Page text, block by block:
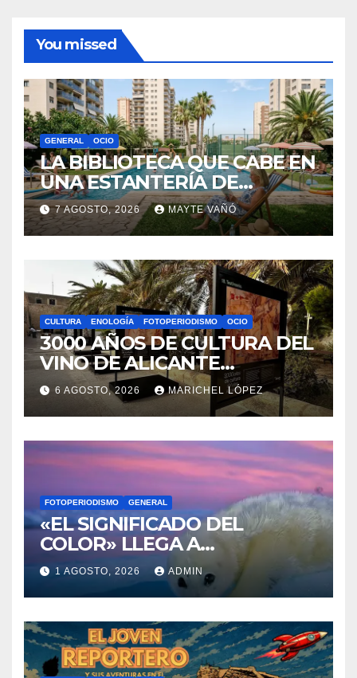
You missed
GENERAL OCIO
LA BIBLIOTECA QUE CABE EN
UNA ESTANTERÍA DE
WALLAPOP
7 AGOSTO, 2026 MAYTE VAÑÓ
ENOLOGÍA FOTOPERIODISMO OCIO
3000 AÑOS DE CULTURA DEL
VINO DE ALICANTE
RENACEN EN EL CASTILLO
DE SANTA BÁRBARA
6 AGOSTO, 2026 MARICHEL LÓPEZ
GENERAL
«EL SIGNIFICADO DEL
COLOR» LLEGA A
VILLAJOYOSA
1 AGOSTO, 2026 ADMIN